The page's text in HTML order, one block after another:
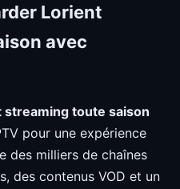
Lorient
avec
toute saison
pour une expérience
des milliers de chaînes
des contenus VOD et un